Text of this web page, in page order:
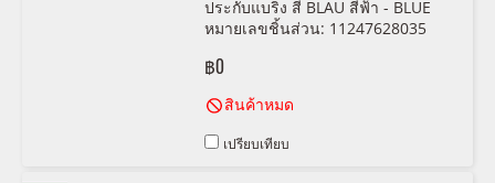
ประกับแบริ่ง สี BLAU สีฟ้า - BLUE
หมายเลขชิ้นส่วน: 11247628035
600
฿0
สินค้าหมด
เปรียบเทียบ